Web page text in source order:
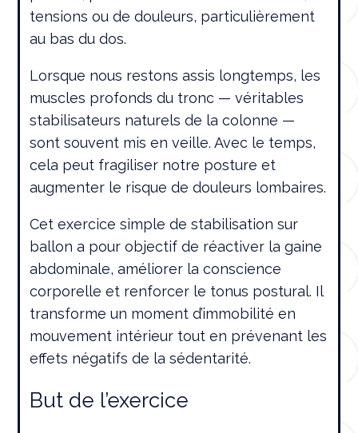
tensions ou de douleurs, particulièrement
au bas du dos.
Lorsque nous restons assis longtemps, les
muscles profonds du tronc — véritables
stabilisateurs naturels de la colonne —
sont souvent mis en veille. Avec le temps,
cela peut fragiliser notre posture et
augmenter le risque de douleurs lombaires.
Cet exercice simple de stabilisation sur
ballon a pour objectif de réactiver la gaine
abdominale, améliorer la conscience
corporelle et renforcer le tonus postural. Il
transforme un moment d’immobilité en
mouvement intérieur tout en prévenant les
effets négatifs de la sédentarité.
But de l’exercice